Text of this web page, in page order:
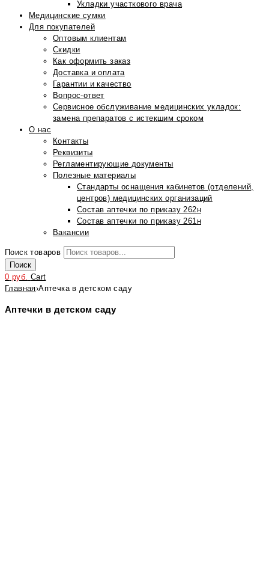
Укладки участкового врача
Медицинские сумки
Для покупателей
Оптовым клиентам
Скидки
Как оформить заказ
Доставка и оплата
Гарантии и качество
Вопрос-ответ
Сервисное обслуживание медицинских укладок:
замена препаратов с истекшим сроком
О нас
Контакты
Реквизиты
Регламентирующие документы
Полезные материалы
Стандарты оснащения кабинетов (отделений,
центров) медицинских организаций
Состав аптечки по приказу 262н
Состав аптечки по приказу 261н
Вакансии
Поиск товаров
Поиск
0 руб. Cart
Главная›Аптечка в детском саду
Аптечки в детском саду